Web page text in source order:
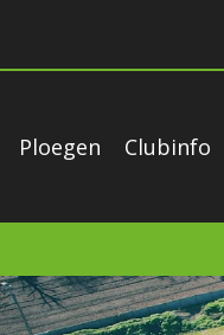
Ploegen Clubinfo